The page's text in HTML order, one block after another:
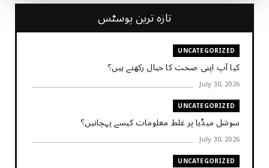
تازہ ترین پوسٹس
UNCATEGORIZED
کیا آپ اپنی صحت کا خیال رکھتے ہیں؟
July 30, 2026
UNCATEGORIZED
سوشل میڈیا پر غلط معلومات کیسے پہچانیں؟
July 30, 2026
UNCATEGORIZED